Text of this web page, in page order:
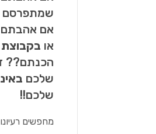
שמתפרסם
אם אהבתם
או בקבוצת
הכנתם??
שלכם
שלכם!!
מחפשים